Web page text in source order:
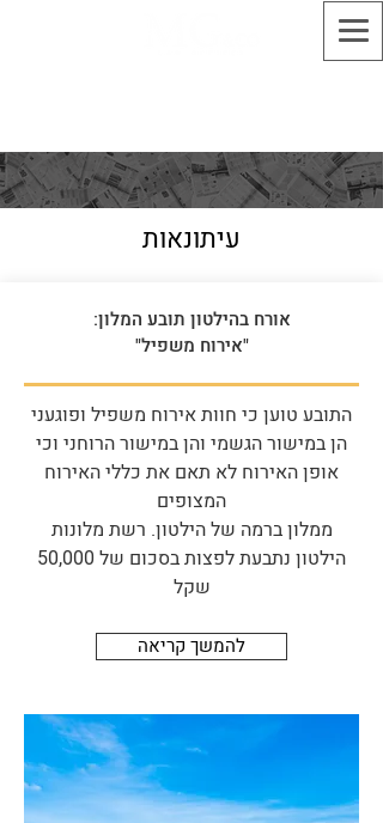
עיתונאות
אורח בהילטון תובע המלון:
"אירוח משפיל"
התובע טוען כי חוות אירוח משפיל ופוגעני
הן במישור הגשמי והן במישור הרוחני וכי
אופן האירוח לא תאם את כללי האירוח
המצופים
ממלון ברמה של הילטון. רשת מלונות
הילטון נתבעת לפצות בסכום של 50,000
שקל
להמשך קריאה